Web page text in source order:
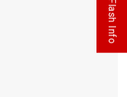
Flash Info